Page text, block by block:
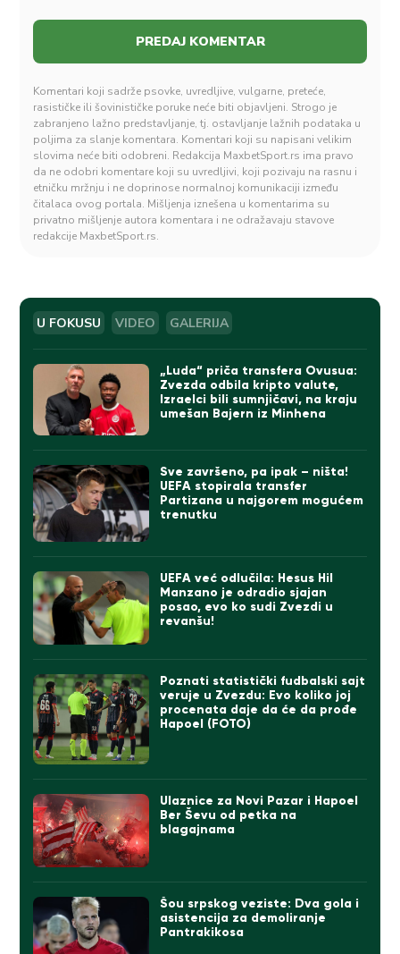
Komentari koji sadrže psovke, uvredljive, vulgarne, preteće,
rasističke ili šovinističke poruke neće biti objavljeni. Strogo je
zabranjeno lažno predstavljanje, tj. ostavljanje lažnih podataka u
poljima za slanje komentara. Komentari koji su napisani velikim
slovima neće biti odobreni. Redakcija MaxbetSport.rs ima pravo
da ne odobri komentare koji su uvredljivi, koji pozivaju na rasnu i
etničku mržnju i ne doprinose normalnoj komunikaciji između
čitalaca ovog portala. Mišljenja iznešena u komentarima su
privatno mišljenje autora komentara i ne odražavaju stavove
redakcije MaxbetSport.rs.
U FOKUSU VIDEO GALERIJA
„Luda“ priča transfera Ovusua:
Zvezda odbila kripto valute,
Izraelci bili sumnjičavi, na kraju
umešan Bajern iz Minhena
Sve završeno, pa ipak – ništa!
UEFA stopirala transfer
Partizana u najgorem mogućem
trenutku
UEFA već odlučila: Hesus Hil
Manzano je odradio sjajan
posao, evo ko sudi Zvezdi u
revanšu!
Poznati statistički fudbalski sajt
veruje u Zvezdu: Evo koliko joj
procenata daje da će da prođe
Hapoel (FOTO)
Ulaznice za Novi Pazar i Hapoel
Ber Ševu od petka na
blagajnama
Šou srpskog veziste: Dva gola i
asistencija za demoliranje
Pantrakikosa